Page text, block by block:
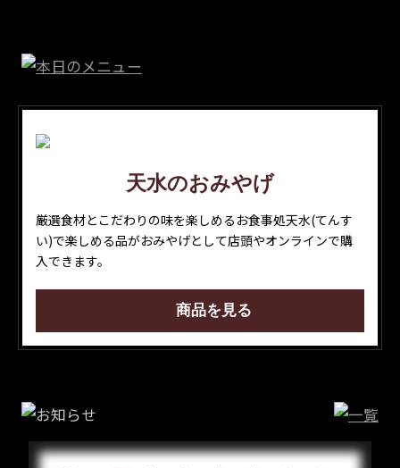
天水のおみやげ
厳選食材とこだわりの味を楽しめるお食事処天水(てんす
い)で楽しめる品がおみやげとして店頭やオンラインで購
入できます。
商品を見る